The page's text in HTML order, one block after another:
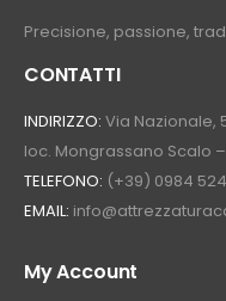
Precisione, passione,
CONTATTI
INDIRIZZO: Via Nazionale,
loc. Mongrassano Scalo
TELEFONO: (+39) 0984
EMAIL:
My Account